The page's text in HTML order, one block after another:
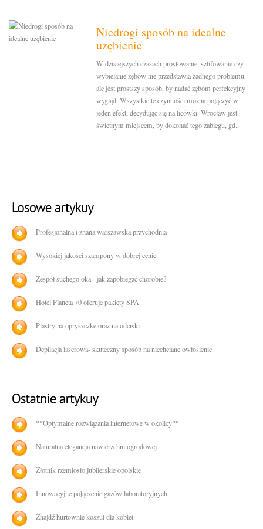
Niedrogi sposób na idealne
uzębienie
W dzisiejszych czasach prostowanie, szlifowanie czy
wybielanie zębów nie przedstawia żadnego problemu,
ale jest prostszy sposób, by nadać zębom perfekcyjny
wygląd. Wszystkie te czynności można połączyć w
jeden efekt, decydując się na licówki. Wrocław jest
świetnym miejscem, by dokonać tego zabiegu, gd...
Profesjonalna i znana warszawska przychodnia
Wysokiej jakości szampony w dobrej cenie
Zespół suchego oka - jak zapobiegać chorobie?
Hotel Planeta 70 oferuje pakiety SPA
Plastry na opryszczke oraz na odciski
Depilacja laserowa- skuteczny sposób na niechciane owłosienie
**Optymalne rozwiązania internetowe w okolicy**
Naturalna elegancja nawierzchni ogrodowej
Złotnik rzemiosło jubilerskie opolskie
Innowacyjne połączenie gazów laboratoryjnych
Znajdź hurtownię koszul dla kobiet